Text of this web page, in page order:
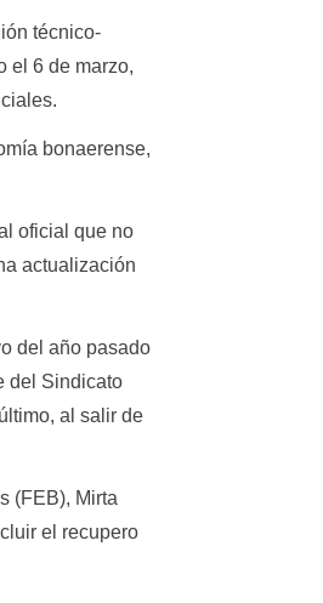
técnico-
el 6 de marzo,
bonaerense,
oficial que no
actualización
del año pasado
del Sindicato
al salir de
(FEB), Mirta
el recupero